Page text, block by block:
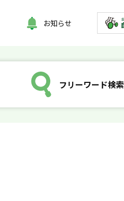
お知らせ
フリーワード検索